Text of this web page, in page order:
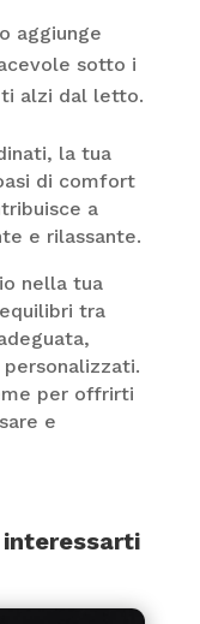
aggiunge
sotto i
alzi dal letto.
la tua
di comfort
a
e rilassante.
nella tua
tra
per offrirti
e